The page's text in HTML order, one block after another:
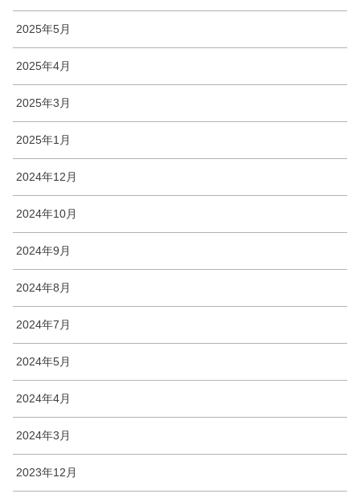
2025年5月
2025年4月
2025年3月
2025年1月
2024年12月
2024年10月
2024年9月
2024年8月
2024年7月
2024年5月
2024年4月
2024年3月
2023年12月